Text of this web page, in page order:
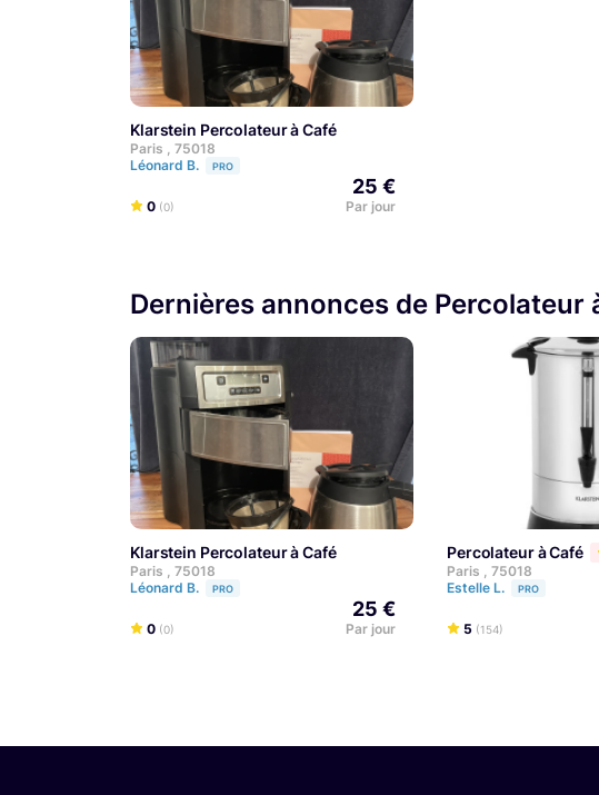
klarstein Percolateur à Café
Paris , 75018
Léonard B.
PRO
0 (0)
25 €
Par jour
Dernières annonces de Percolateur
klarstein Percolateur à Café
Paris , 75018
Léonard B.
PRO
0 (0)
25 €
Par jour
Percolateur à Café
Paris , 75018
Estelle L.
PRO
5 (154)